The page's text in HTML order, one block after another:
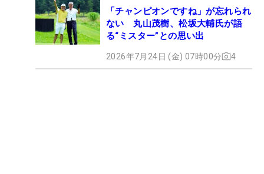
「チャンピオンですね」が忘れられ
ない 丸山茂樹、松坂大輔氏が語
る“ミスター”との思い出
2026年7月24日 (金) 07時00分 4